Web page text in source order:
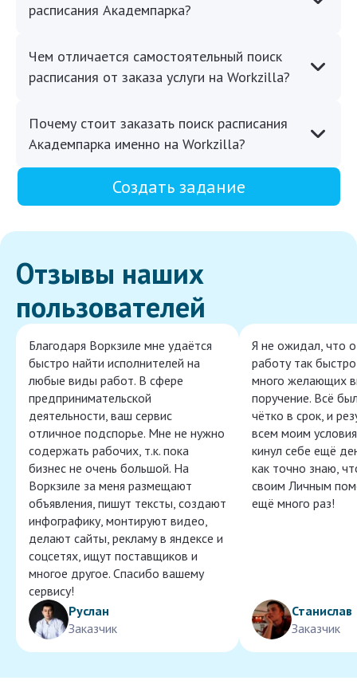
расписания Академпарка?
Чем отличается самостоятельный поиск
расписания от заказа услуги на Workzilla?
Почему стоит заказать поиск расписания
Академпарка именно на Workzilla?
Создать задание
Отзывы наших
пользователей
Благодаря Воркзиле мне удаётся
быстро найти исполнителей на
любые виды работ. В сфере
предпринимательской
деятельности, ваш сервис
отличное подспорье. Мне не нужно
содержать рабочих, т.к. пока
бизнес не очень большой. На
Воркзиле за меня размещают
объявления, пишут тексты, создают
инфографику, монтируют видео,
делают сайты, рекламу в яндексе и
соцсетях, ищут поставщиков и
многое другое. Спасибо вашему
сервису!
Руслан
Заказчик
Я не ожидал, что
работу так
много желающих
поручение. Всё
чётко в срок, и
всем моим
кинул себе ещё
как точно знаю,
своим Личным
ещё много раз!
Станислав
Заказчик